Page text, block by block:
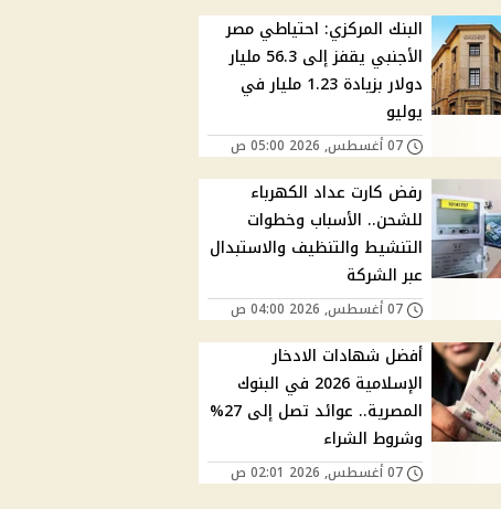
البنك المركزي: احتياطي مصر
الأجنبي يقفز إلى 56.3 مليار
دولار بزيادة 1.23 مليار في
يوليو
07 أغسطس, 2026 05:00 ص
رفض كارت عداد الكهرباء
للشحن.. الأسباب وخطوات
التنشيط والتنظيف والاستبدال
عبر الشركة
07 أغسطس, 2026 04:00 ص
أفضل شهادات الادخار
الإسلامية 2026 في البنوك
المصرية.. عوائد تصل إلى 27%
وشروط الشراء
07 أغسطس, 2026 02:01 ص